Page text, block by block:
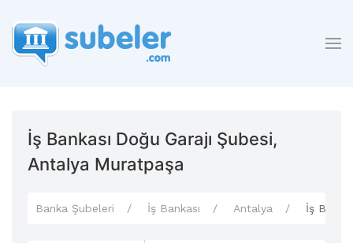
İş Bankası Doğu Garajı Şubesi,
Antalya Muratpaşa
Banka Şubeleri İş Bankası Antalya İş